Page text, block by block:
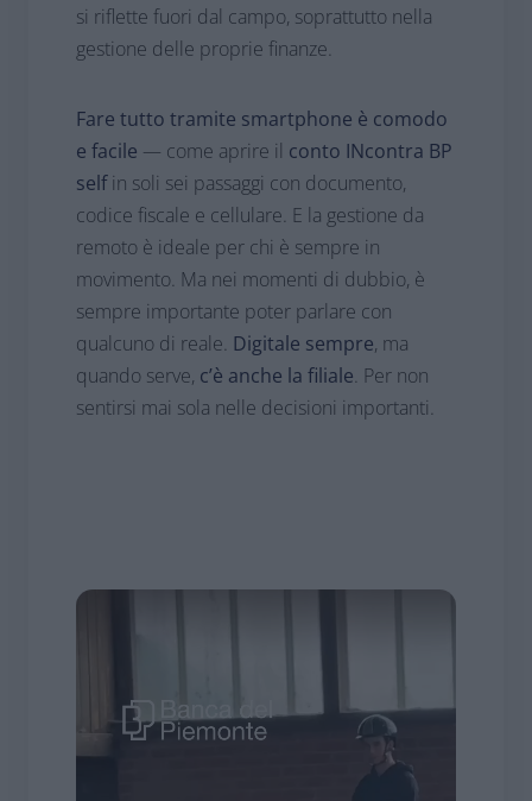
si riflette fuori dal campo, soprattutto nella
gestione delle proprie finanze.
Fare tutto tramite smartphone è comodo
e facile — come aprire il conto INcontra BP
selfin soli sei passaggi con documento,
codice fiscale e cellulare. E la gestione da
remoto è ideale per chi è sempre in
movimento. Ma nei momenti di dubbio, è
sempre importante poter parlare con
qualcuno di reale. Digitale sempre, ma
quando serve, c’è anche la filiale. Per non
sentirsi mai sola nelle decisioni importanti.